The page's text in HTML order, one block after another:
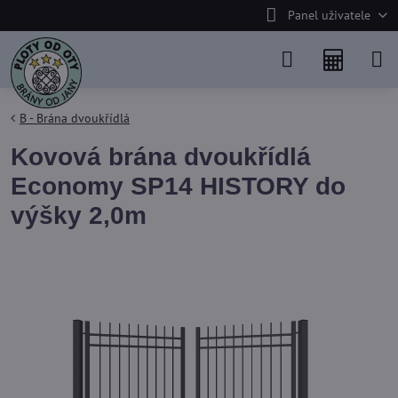
Panel uživatele
B - Brána dvoukřídlá
Kovová brána dvoukřídlá
Economy SP14 HISTORY do
výšky 2,0m